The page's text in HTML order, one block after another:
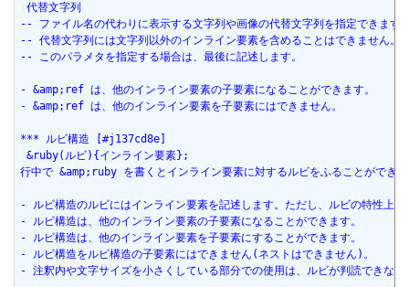
代替文字列
-- ファイル名の代わりに表示する文字列や画像の代替文字列を指定できます
-- 代替文字列には文字列以外のインライン要素を含めることはできません。
-- このパラメタを指定する場合は、最後に記述します。
- &amp;ref は、他のインライン要素の子要素になることができます。
- &amp;ref は、他のインライン要素を子要素にはできません。
*** ルビ構造 [#j137cd8e]
&ruby(ルビ){インライン要素};
行中で &amp;ruby を書くとインライン要素に対するルビをふることがで
- ルビ構造のルビにはインライン要素を記述します。ただし、ルビの特性上
- ルビ構造は、他のインライン要素の子要素になることができます。
- ルビ構造は、他のインライン要素を子要素にすることができます。
- ルビ構造をルビ構造の子要素にはできません(ネストはできません)。
- 注釈内や文字サイズを小さくしている部分での使用は、ルビが判読できな